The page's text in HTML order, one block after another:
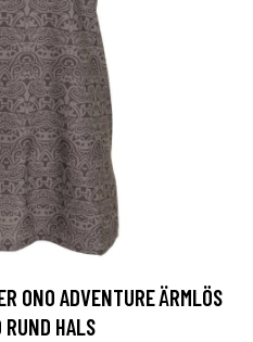
ONO ADVENTURE ÄRMLÖS
RUND HALS